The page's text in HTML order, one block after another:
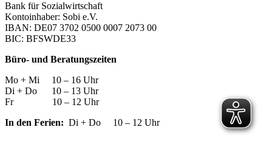
Bank für Sozialwirtschaft
Kontoinhaber: Sobi e.V.
IBAN: DE07 3702 0500 0007 2073 00
BIC: BFSWDE33
Büro- und Beratungszeiten
Mo + Mi 10 – 16 Uhr
Di + Do 10 – 13 Uhr
Fr 10 – 12 Uhr
In den Ferien: Di + Do 10 – 12 Uhr